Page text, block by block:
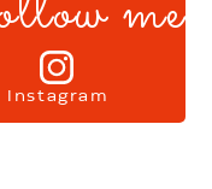
Instagram